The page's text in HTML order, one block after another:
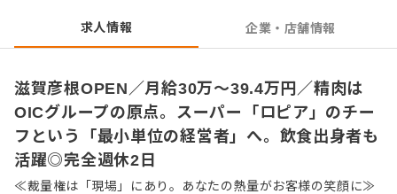
ランドも考案できます） ・価格設定（店舗によって価格が
異なります） ・人材育成・採用 など
求人情報 企業・店舗情報
滋賀彦根OPEN／月給30万～39.4万円／精肉は
OICグループの原点。スーパー「ロピア」のチー
フという「最小単位の経営者」へ。飲食出身者も
活躍◎完全週休2日
≪裁量権は「現場」にあり。あなたの熱量がお客様の笑顔に≫